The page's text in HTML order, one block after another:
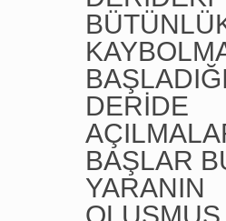
DERİDE
BAŞLAR
YARANIN